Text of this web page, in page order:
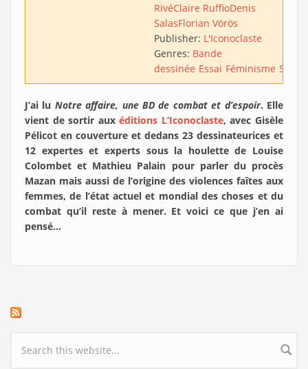
RivéClaire RuffioDenis
SalasFlorian Vörös
Publisher: L'Iconoclaste
Genres: Bande
dessinée Essai Féminisme
J’ai lu Notre affaire, une BD de combat et d’espoir. Elle
vient de sortir auxéditions L’Iconoclaste, avec Gisèle
Pélicot en couverture et dedans 23 dessinateurices et
12 expertes et experts sous la houlette de Louise
Colombet et Mathieu Palain pour parler du procès
Mazan mais aussi de l’origine des violences faîtes aux
femmes, de l’état actuel et mondial des choses et du
combat qu’il reste à mener. Et voici ce que j’en ai
pensé…
Search form